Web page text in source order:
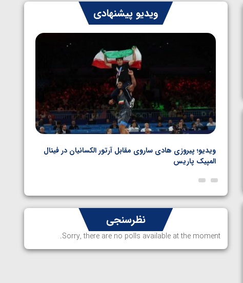
ویدیو پیشنهادی
ویدیو؛ برد قاطع مهمدی مقابل کلمبیا در دور اول المپیک
پاریس
نظرسنجی
Sorry, there are no polls available at the moment.